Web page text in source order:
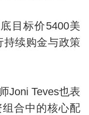
目标价5400美
持续购金与政策
Joni Teves也表
合中的核心配